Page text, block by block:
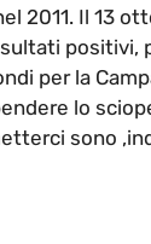
2011. Il 13
positivi,
per la
lo
sono